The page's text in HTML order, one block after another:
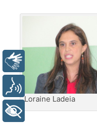
Loraine Ladeia
Libras
Voz
+ Acessibilidade